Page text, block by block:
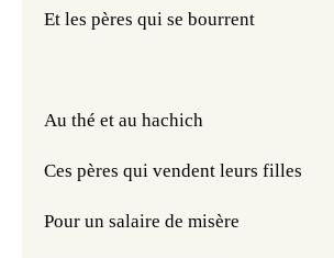
Et les pères qui se bourrent
Au thé et au hachich
Ces pères qui vendent leurs filles
Pour un salaire de misère